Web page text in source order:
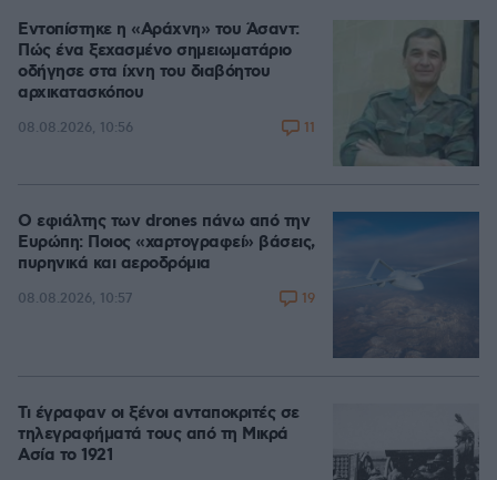
Εντοπίστηκε η «Αράχνη» του Άσαντ:
Πώς ένα ξεχασμένο σημειωματάριο
οδήγησε στα ίχνη του διαβόητου
αρχικατασκόπου
08.08.2026, 10:56 11
Ο εφιάλτης των drones πάνω από την
Ευρώπη: Ποιος «χαρτογραφεί» βάσεις,
πυρηνικά και αεροδρόμια
08.08.2026, 10:57 19
Τι έγραφαν οι ξένοι ανταποκριτές σε
τηλεγραφήματά τους από τη Μικρά
Ασία το 1921